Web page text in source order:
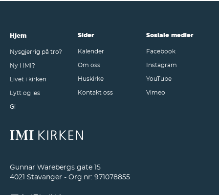
Gunnar Warebergs gate 15
4021 Stavanger - Org.nr: 971078855
Hjem
Nysgjerrig på tro?
Ny i IMI?
Livet i kirken
Lytt og les
Gi
Sider
Kalender
Om oss
Huskirke
Kontakt oss
Sosiale medier
Facebook
Instagram
YouTube
Vimeo